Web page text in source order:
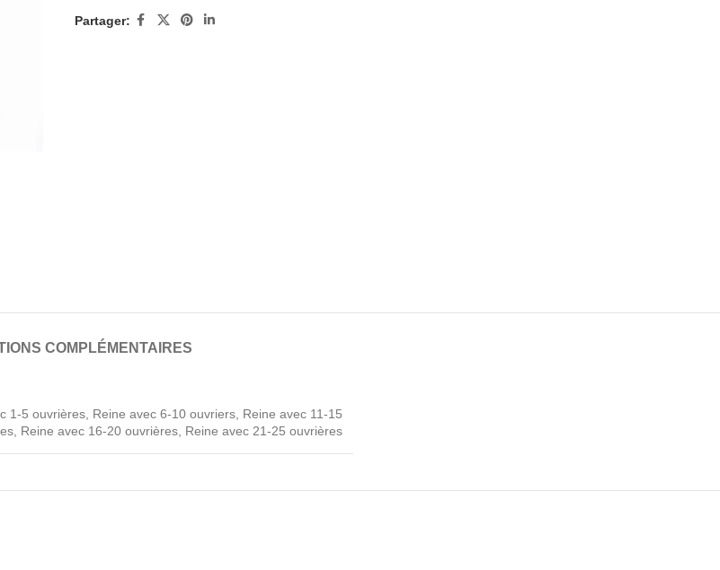
Partager:
COMPLÉMENTAIRES
1-5 ouvrières Reine avec 6-10 ouvriers Reine avec 11-15
Reine avec 16-20 ouvrières Reine avec 21-25 ouvrières